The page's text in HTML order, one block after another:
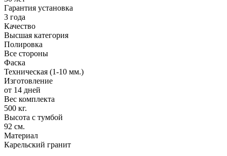
Гарантия установка
3 года
Качество
Высшая категория
Полировка
Все стороны
Фаска
Техническая (1-10 мм.)
Изготовление
от 14 дней
Вес комплекта
500 кг.
Высота с тумбой
92 см.
Материал
Карельский гранит